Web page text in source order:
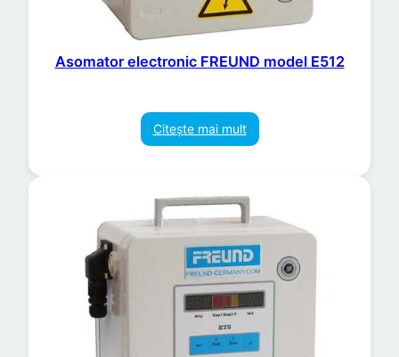
Asomator electronic FREUND model E512
Citește mai mult